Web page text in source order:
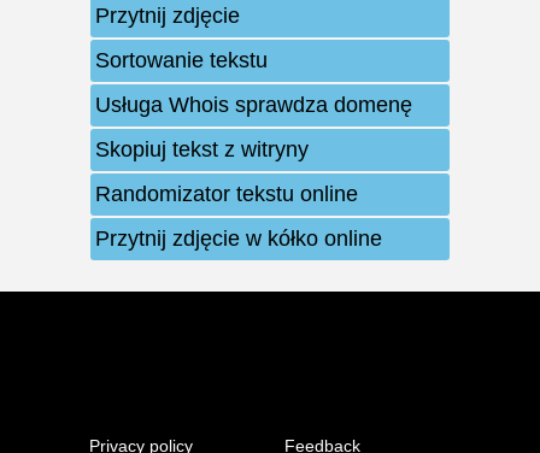
Przytnij zdjęcie
Sortowanie tekstu
Usługa Whois sprawdza domenę
Skopiuj tekst z witryny
Randomizator tekstu online
Przytnij zdjęcie w kółko online
Privacy policy Feedback